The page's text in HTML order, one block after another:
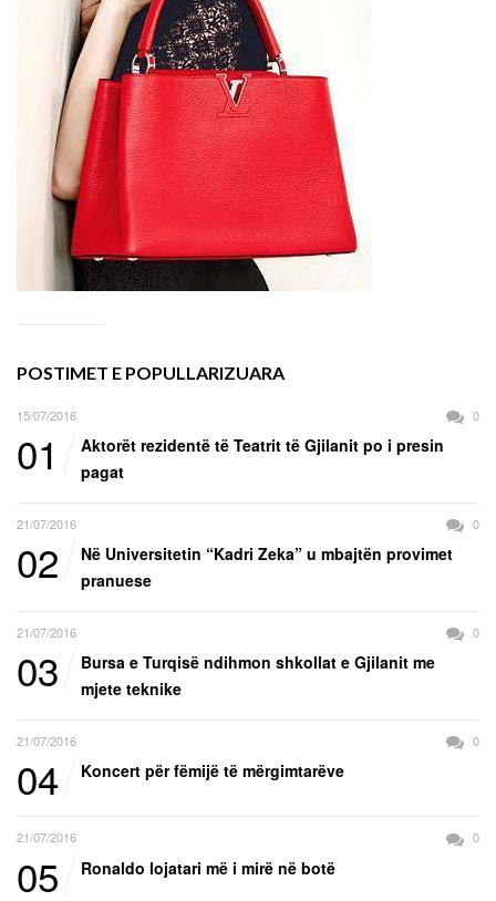
POSTIMET E POPULLARIZUARA
15/07/2016 0
01
Aktorët rezidentë të Teatrit të Gjilanit po i presin
pagat
21/07/2016 0
02
Në Universitetin “Kadri Zeka” u mbajtën provimet
pranuese
21/07/2016 0
03
Bursa e Turqisë ndihmon shkollat e Gjilanit me
mjete teknike
21/07/2016 0
04 Koncert për fëmijë të mërgimtarëve
21/07/2016 0
05 Ronaldo lojatari më i mirë në botë